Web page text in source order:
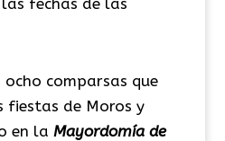
comparsas que
fiestas de Moros y
en la Mayordomía de